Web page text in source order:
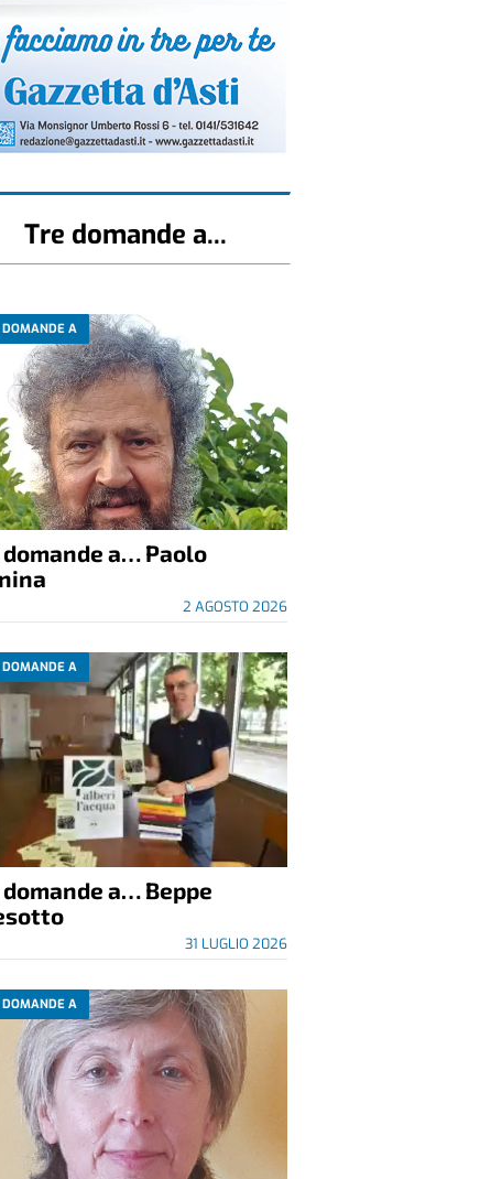
Tre domande a...
DOMANDE A
domande a… Paolo
2 AGOSTO 2026
DOMANDE A
domande a… Beppe
31 LUGLIO 2026
DOMANDE A